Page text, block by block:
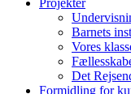
Barnets
Vores
Det
Formidling for